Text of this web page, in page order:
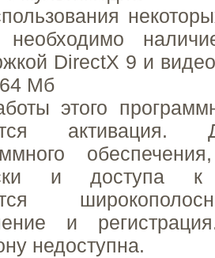
необходимо
DirectX 9 и
Мб
этого
активация.
и доступа к
и
недоступна.